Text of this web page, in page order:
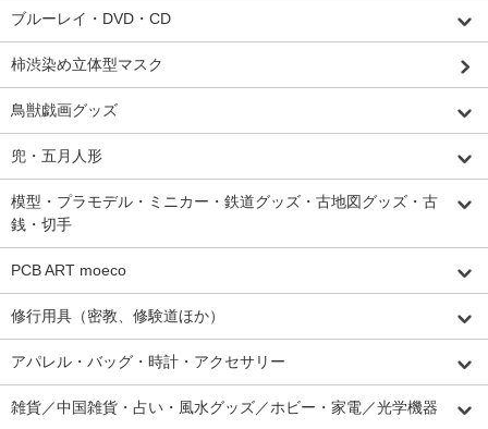
ブルーレイ・DVD・CD
柿渋染め立体型マスク
鳥獣戯画グッズ
兜・五月人形
模型・プラモデル・ミニカー・鉄道グッズ・古地図グッズ・古
銭・切手
PCB ART moeco
修行用具（密教、修験道ほか）
アパレル・バッグ・時計・アクセサリー
雑貨／中国雑貨・占い・風水グッズ／ホビー・家電／光学機器